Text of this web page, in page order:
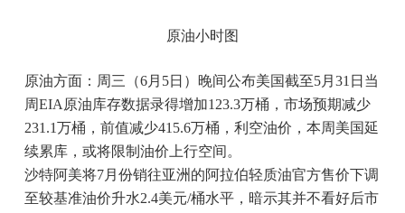
原油小时图
原油方面：周三（6月5日）晚间公布美国截至5月31日当
周EIA原油库存数据录得增加123.3万桶，市场预期减少
231.1万桶，前值减少415.6万桶，利空油价，本周美国延
续累库，或将限制油价上行空间。
沙特阿美将7月份销往亚洲的阿拉伯轻质油官方售价下调
至较基准油价升水2.4美元/桶水平，暗示其并不看好后市